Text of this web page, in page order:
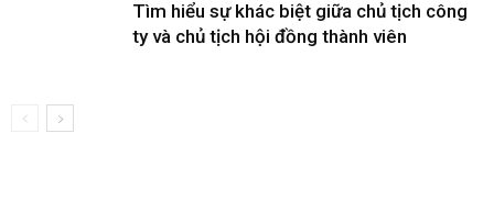
Tìm hiểu sự khác biệt giữa chủ tịch công
ty và chủ tịch hội đồng thành viên